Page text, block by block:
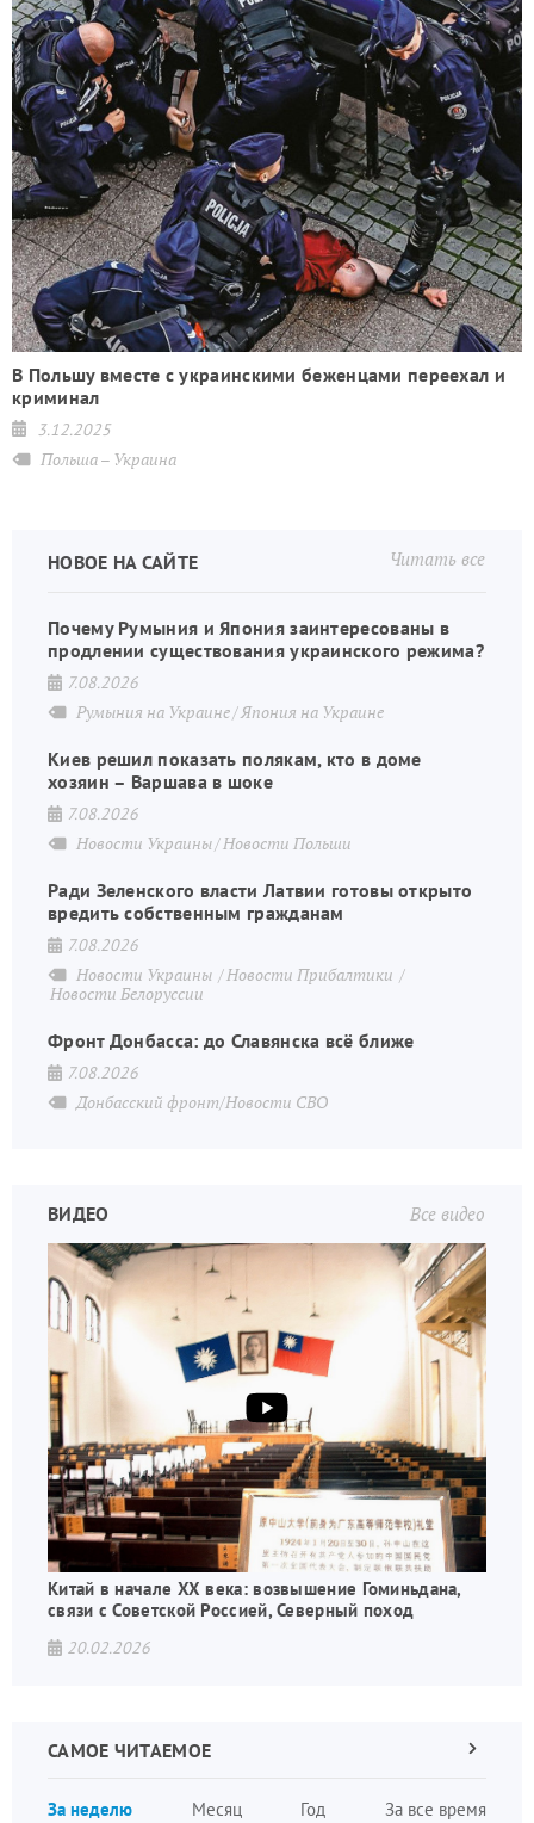
В Польшу вместе с украинскими беженцами переехал и
криминал
3.12.2025
Польша – Украина
Читать все
НОВОЕ НА САЙТЕ
Почему Румыния и Япония заинтересованы в
продлении существования украинского режима?
7.08.2026
Румыния на Украине Япония на Украине
Киев решил показать полякам, кто в доме
хозяин – Варшава в шоке
7.08.2026
Новости Украины Новости Польши
Ради Зеленского власти Латвии готовы открыто
вредить собственным гражданам
7.08.2026
Новости Украины
Новости Прибалтики
Новости Белоруссии
Фронт Донбасса: до Славянска всё ближе
7.08.2026
Донбасский фронт/Новости СВО
Все видео
ВИДЕО
Китай в начале XX века: возвышение Гоминьдана,
связи с Советской Россией, Северный поход
20.02.2026
САМОЕ ЧИТАЕМОЕ
За неделю Месяц Год За все время
Следующая